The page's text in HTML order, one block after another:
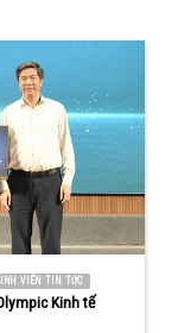
VIÊN TIN TỨC
Kinh tế